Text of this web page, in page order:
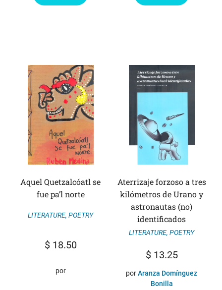
Aquel Quetzalcóatl se
fue pa’l norte
LITERATURE, POETRY
$18.50
por
Aterrizaje forzoso a tres
kilómetros de Urano y
astronautas (no)
identificados
LITERATURE, POETRY
$13.25
porAranza Domínguez
Bonilla